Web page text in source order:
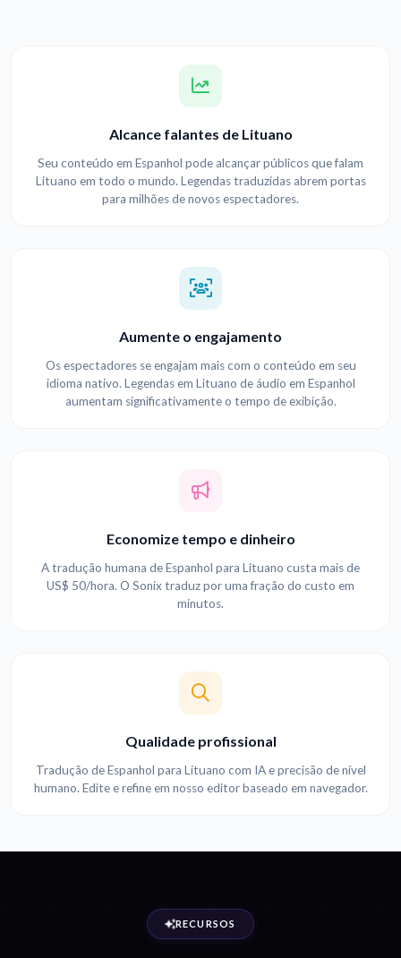
Alcance falantes de Lituano
Seu conteúdo em Espanhol pode alcançar públicos que falam
Lituano em todo o mundo. Legendas traduzidas abrem portas
para milhões de novos espectadores.
Aumente o engajamento
Os espectadores se engajam mais com o conteúdo em seu
idioma nativo. Legendas em Lituano de áudio em Espanhol
aumentam significativamente o tempo de exibição.
Economize tempo e dinheiro
A tradução humana de Espanhol para Lituano custa mais de
US$ 50/hora. O Sonix traduz por uma fração do custo em
minutos.
Qualidade profissional
Tradução de Espanhol para Lituano com IA e precisão de nível
humano. Edite e refine em nosso editor baseado em navegador.
RECURSOS